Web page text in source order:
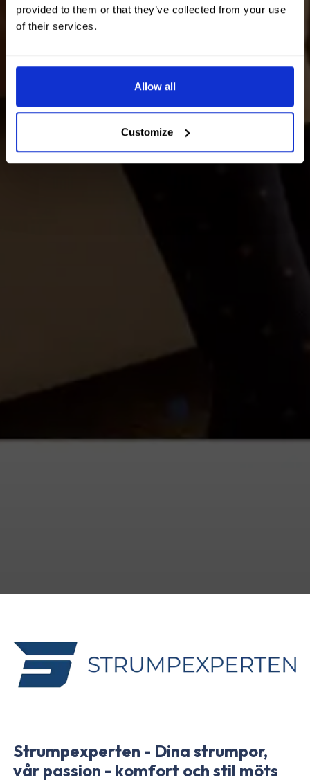
provided to them or that they’ve collected from your use
of their services.
Allow all
Customize
Strumpexperten - Dina strumpor,
vår passion - komfort och stil möts